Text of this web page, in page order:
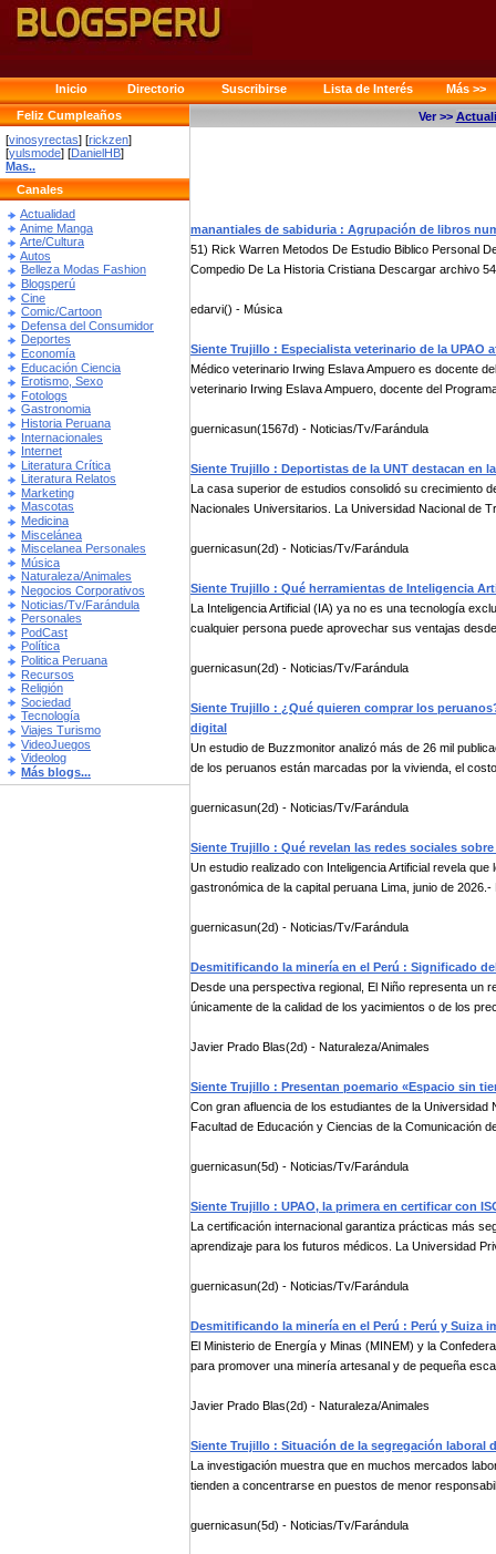
Inicio Directorio Suscribirse Lista de Interés
Más >>
Feliz Cumpleaños
[vinosyrectas] [rickzen]
[yulsmode] [DanielHB]
Mas..
Canales
Actualidad
Anime Manga
Arte/Cultura
Autos
Belleza Modas Fashion
Blogsperú
Cine
Comic/Cartoon
Defensa del Consumidor
Deportes
Economía
Educación Ciencia
Erotismo, Sexo
Fotologs
Gastronomia
Historia Peruana
Internacionales
Internet
Literatura Crítica
Literatura Relatos
Marketing
Mascotas
Medicina
Miscelánea
Miscelanea Personales
Música
Naturaleza/Animales
Negocios Corporativos
Noticias/Tv/Farándula
Personales
PodCast
Política
Politica Peruana
Recursos
Religión
Sociedad
Tecnología
Viajes Turismo
VideoJuegos
Videolog
Más blogs...
Ver >>
manantiales de sabiduria : Agrupación de libros
51) Rick Warren Metodos De Estudio Biblico Personal
Compedio De La Historia Cristiana Descargar archivo
edarvi() - Música
Siente Trujillo : Especialista veterinario de la
Médico veterinario Irwing Eslava Ampuero es docente
veterinario Irwing Eslava Ampuero, docente del
guernicasun(1567d) - Noticias/Tv/Farándula
Siente Trujillo : Deportistas de la UNT destacan en
La casa superior de estudios consolidó su crecimiento
Nacionales Universitarios. La Universidad Nacional de
guernicasun(2d) - Noticias/Tv/Farándula
Siente Trujillo : Qué herramientas de Inteligencia
La Inteligencia Artificial (IA) ya no es una tecnología
cualquier persona puede aprovechar sus ventajas
guernicasun(2d) - Noticias/Tv/Farándula
Siente Trujillo : ¿Qué quieren comprar los
digital
Un estudio de Buzzmonitor analizó más de 26 mil
de los peruanos están marcadas por la vivienda, el
guernicasun(2d) - Noticias/Tv/Farándula
Siente Trujillo : Qué revelan las redes sociales
Un estudio realizado con Inteligencia Artificial revela
gastronómica de la capital peruana Lima, junio de 2026.-
guernicasun(2d) - Noticias/Tv/Farándula
Desmitificando la minería en el Perú : Significado
Desde una perspectiva regional, El Niño representa un
únicamente de la calidad de los yacimientos o de los
Javier Prado Blas(2d) - Naturaleza/Animales
Siente Trujillo : Presentan poemario «Espacio sin
Con gran afluencia de los estudiantes de la Universidad
Facultad de Educación y Ciencias de la Comunicación
guernicasun(5d) - Noticias/Tv/Farándula
Siente Trujillo : UPAO, la primera en certificar con
La certificación internacional garantiza prácticas más
aprendizaje para los futuros médicos. La Universidad
guernicasun(2d) - Noticias/Tv/Farándula
Desmitificando la minería en el Perú : Perú y Suiza
El Ministerio de Energía y Minas (MINEM) y la
para promover una minería artesanal y de pequeña
Javier Prado Blas(2d) - Naturaleza/Animales
Siente Trujillo : Situación de la segregación laboral
La investigación muestra que en muchos mercados
tienden a concentrarse en puestos de menor
guernicasun(5d) - Noticias/Tv/Farándula